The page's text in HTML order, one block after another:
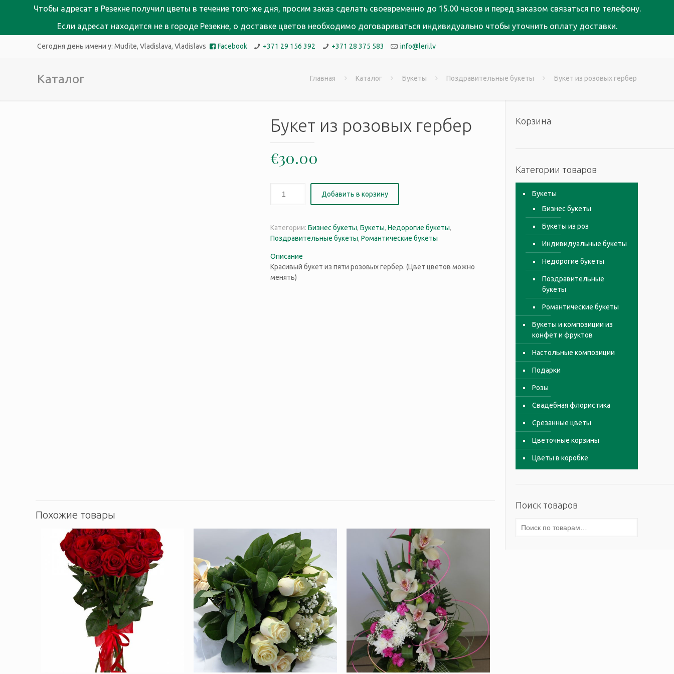
Чтобы адресат в Резекне получил цветы в течение того-же дня, просим заказ сделать своевременно до 15.00 часов и перед заказом связаться по телефону.
Если адресат находится не в городе Резекне, о доставке цветов необходимо договариваться индивидуально чтобы уточнить оплату доставки.
Сегодня день имени у:Mudīte, Vladislava, Vladislavs Facebook +371 29 156 392 +371 28 375 583 info@leri.lv
Каталог Главная Каталог Букеты Поздравительные букеты Букет из розовых гербер
Букет из розовых гербер
€30.00
Добавить в корзину
Категории: Бизнес букеты, Букеты, Недорогие букеты,
Поздравительные букеты, Романтические букеты
Описание
Красивый букет из пяти розовых гербер. (Цвет цветов можно
менять)
Похожие товары
Корзина
Категории товаров
Букеты
Бизнес букеты
Букеты из роз
Индивидуальные букеты
Недорогие букеты
Поздравительные
букеты
Романтические букеты
Букеты и композиции из
конфет и фруктов
Настольные композиции
Подарки
Розы
Свадебная флористика
Срезанные цветы
Цветочные корзины
Цветы в коробке
Поиск товаров